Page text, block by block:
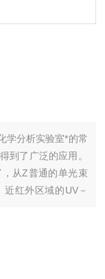
学分析实验室*的常
到了广泛的应用。
从Z普通的单光束
红外区域的UV－
的光学系统使得微